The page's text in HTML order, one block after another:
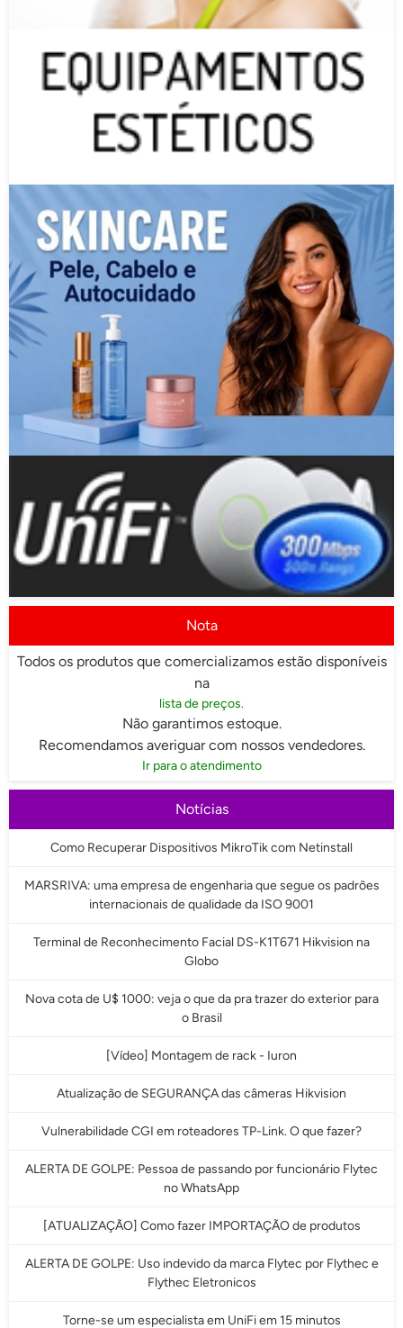
Nota
Todos os produtos que comercializamos estão disponíveis
na
lista de preços.
Não garantimos estoque.
Recomendamos averiguar com nossos vendedores.
Ir para o atendimento
Notícias
Como Recuperar Dispositivos MikroTik com Netinstall
MARSRIVA: uma empresa de engenharia que segue os padrões
internacionais de qualidade da ISO 9001
Terminal de Reconhecimento Facial DS-K1T671 Hikvision na
Globo
Nova cota de U$ 1000: veja o que da pra trazer do exterior para
o Brasil
[Vídeo] Montagem de rack - Iuron
Atualização de SEGURANÇA das câmeras Hikvision
Vulnerabilidade CGI em roteadores TP-Link. O que fazer?
ALERTA DE GOLPE: Pessoa de passando por funcionário Flytec
no WhatsApp
[ATUALIZAÇÃO] Como fazer IMPORTAÇÃO de produtos
ALERTA DE GOLPE: Uso indevido da marca Flytec por Flythec e
Flythec Eletronicos
Torne-se um especialista em UniFi em 15 minutos